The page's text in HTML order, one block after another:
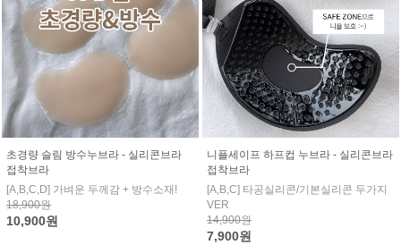
초경량 슬림 방수누브라 - 실리콘브라
접착브라
[A,B,C,D] 가벼운 두께감 + 방수소재!
18,900원
10,900원
니플세이프 하프컵 누브라 - 실리콘브라
접착브라
[A,B,C] 타공실리콘/기본실리콘 두가지
VER
14,900원
7,900원